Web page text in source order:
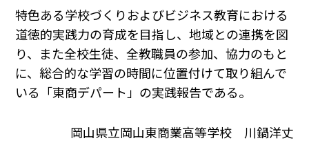
特色ある学校づくりおよびビジネス教育における
道徳的実践力の育成を目指し、地域との連携を図
り、また全校生徒、全教職員の参加、協力のもと
に、総合的な学習の時間に位置付けて取り組んで
いる「東商デパート」の実践報告である。
岡山県立岡山東商業高等学校 川鍋洋丈